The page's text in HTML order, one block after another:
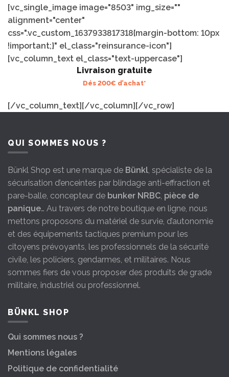
[vc_single_image image="8503" img_size=""
alignment="center"
css=".vc_custom_1637933817318{margin-bottom: 10px
!important;}" el_class="reinsurance-icon"]
[vc_column_text el_class="text-uppercase"]
Livraison gratuite
Dés 200€ d’achat*
[/vc_column_text][/vc_column][/vc_row]
QUI SOMMES NOUS ?
Bünkl Shop est une marque de Bünkl, spécialiste de la
sécurisation d’enceintes par blindage anti-effraction et
pare-balle, concepteur de bunker NRBC, pièce de
panique… Au travers de notre boutique en ligne, nous
mettons proposons du matériel de survie, d’autonomie
et des équipements tactiques premium pour les
citoyens prévoyants, les professionnels de la sécurité
civile, les policiers, gendarmes, et militaires. Nous
sommes fiers de vous proposer des produits de grade
militaire, industriel ou professionnel.
BÜNKL SHOP
Qui sommes nous ?
Mentions légales
Politique de confidentialité